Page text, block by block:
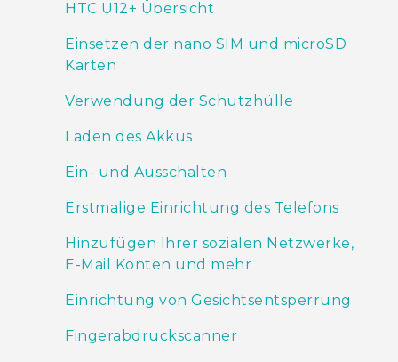
UNTERSTÜTZUNG
HTC-Geräte und Zubehör
Anmelden
HTC U12+‍ Übersicht
Einsetzen der nano SIM und microSD
Karten
Verwendung der Schutzhülle
Laden des Akkus
Ein- und Ausschalten
Erstmalige Einrichtung des Telefons
Hinzufügen Ihrer sozialen Netzwerke,
E-Mail Konten und mehr
Einrichtung von Gesichtsentsperrung
Fingerabdruckscanner